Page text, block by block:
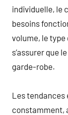
individuelle, le
besoins
volume, le
s’assurer que
garde-robe.
Les tendances
constamment,